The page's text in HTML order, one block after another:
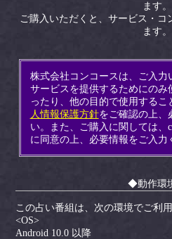
ます。
ご購入いただくと、サービス・コ
ます。
株式会社コンコースは、ご入力
サービスを提供するためにのみ
ったり、他の目的で使用するこ
人情報保護方針をご確認の上、
い。また、ご購入に関しては、
に同意の上、必要情報をご入力
◆動作環
この占い番組は、次の環境でご利用
<OS>
Android 10.0 以降